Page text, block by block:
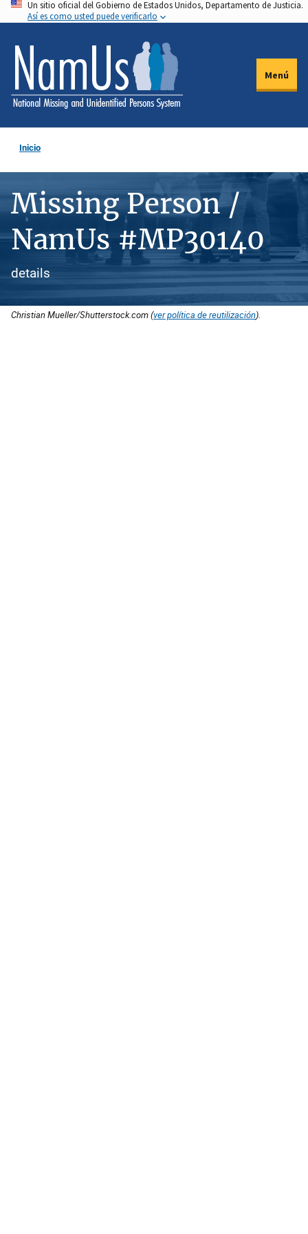
Pasar
al
contenido
principal
Un sitio oficial del Gobierno de Estados Unidos, Departamento de Justicia.
Así es como usted puede verificarlo
Menú
Inicio
Missing Person /
NamUs #MP30140
details
Christian Mueller/Shutterstock.com (ver política de reutilización).